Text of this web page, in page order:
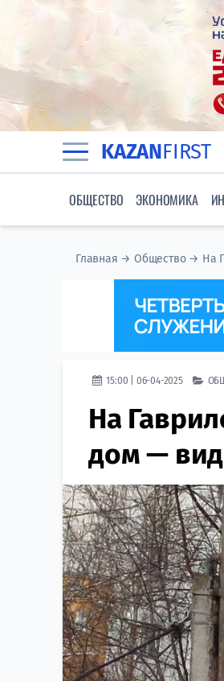
KAZANFIRST
ОБЩЕСТВО ЭКОНОМИКА
Главная →Общество→ На
15:00 | 06-04-2025
На
дом —